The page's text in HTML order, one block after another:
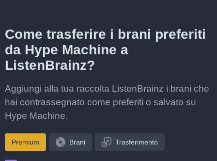
Come trasferire i brani preferiti
da Hype Machine a
ListenBrainz?
Aggiungi alla tua raccolta ListenBrainz i brani che
hai contrassegnato come preferiti o salvato su
Hype Machine.
Premium Brani Trasferimento